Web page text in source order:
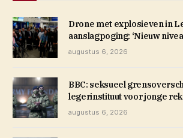
Drone met explosieven in
aanslagpoging: ‘Nieuw
augustus 6, 2026
BBC: seksueel
legerinstituut voor jonge
augustus 6, 2026